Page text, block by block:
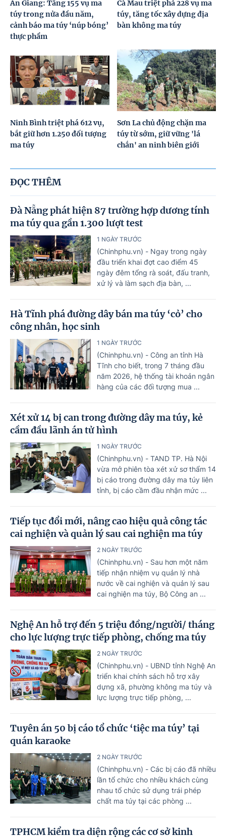
An Giang: Tăng 155 vụ ma
túy trong nửa đầu năm,
cảnh báo ma túy ‘núp bóng’
thực phẩm
Cà Mau triệt phá 228 vụ ma
túy, tăng tốc xây dựng địa
bàn không ma túy
Ninh Bình triệt phá 612 vụ,
bắt giữ hơn 1.250 đối tượng
ma túy
Sơn La chủ động chặn ma
túy từ sớm, giữ vững 'lá
chắn' an ninh biên giới
ĐỌC THÊM
Đà Nẵng phát hiện 87 trường hợp dương tính
ma túy qua gần 1.300 lượt test
1 NGÀY TRƯỚC
(Chinhphu.vn) - Ngay trong ngày
đầu triển khai đợt cao điểm 45
ngày đêm tổng rà soát, đấu tranh,
xử lý và làm sạch địa bàn, ...
Hà Tĩnh phá đường dây bán ma túy ‘cỏ’ cho
công nhân, học sinh
1 NGÀY TRƯỚC
(Chinhphu.vn) - Công an tỉnh Hà
Tĩnh cho biết, trong 7 tháng đầu
năm 2026, hệ thống tài khoản ngân
hàng của các đối tượng mua ...
Xét xử 14 bị can trong đường dây ma túy, kẻ
cầm đầu lãnh án tử hình
1 NGÀY TRƯỚC
(Chinhphu.vn) - TAND TP. Hà Nội
vừa mở phiên tòa xét xử sơ thẩm 14
bị cáo trong đường dây ma túy liên
tỉnh, bị cáo cầm đầu nhận mức ...
Tiếp tục đổi mới, nâng cao hiệu quả công tác
cai nghiện và quản lý sau cai nghiện ma túy
2 NGÀY TRƯỚC
(Chinhphu.vn) - Sau hơn một năm
tiếp nhận nhiệm vụ quản lý nhà
nước về cai nghiện và quản lý sau
cai nghiện ma túy, Bộ Công an ...
Nghệ An hỗ trợ đến 5 triệu đồng/người/ tháng
cho lực lượng trực tiếp phòng, chống ma túy
2 NGÀY TRƯỚC
(Chinhphu.vn) - UBND tỉnh Nghệ An
triển khai chính sách hỗ trợ xây
dựng xã, phường không ma túy và
lực lượng trực tiếp phòng, ...
Tuyên án 50 bị cáo tổ chức ‘tiệc ma túy’ tại
quán karaoke
2 NGÀY TRƯỚC
(Chinhphu.vn) - Các bị cáo đã nhiều
lần tổ chức cho nhiều khách cùng
nhau tổ chức sử dụng trái phép
chất ma túy tại các phòng ...
TPHCM kiểm tra diện rộng các cơ sở kinh